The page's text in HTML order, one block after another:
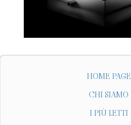
HOME PAGE
CHI SIAMO
I PIÙ LETTI